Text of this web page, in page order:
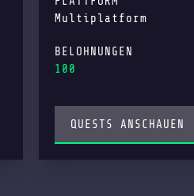
Multiplatform
BELOHNUNGEN
100
QUESTS ANSCHAUEN